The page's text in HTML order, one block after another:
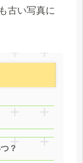
古い写真に
？